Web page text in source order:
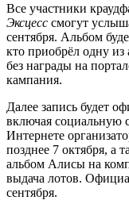
Все участники
Эксцесс смогут
сентября. Альбом
кто приобрёл одну
без награды на
кампания.
Далее запись будет
включая социальную
Интернете
позднее 7 октября, а
альбом Алисы на
выдача лотов.
сентября.